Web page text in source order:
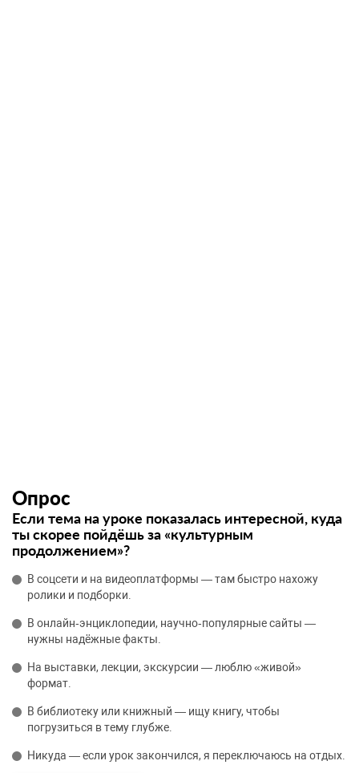
Опрос
Если тема на уроке показалась интересной, куда
ты скорее пойдёшь за «культурным
продолжением»?
В соцсети и на видеоплатформы — там быстро нахожу
ролики и подборки.
В онлайн‑энциклопедии, научно‑популярные сайты —
нужны надёжные факты.
На выставки, лекции, экскурсии — люблю «живой»
формат.
В библиотеку или книжный — ищу книгу, чтобы
погрузиться в тему глубже.
Никуда — если урок закончился, я переключаюсь на отдых.